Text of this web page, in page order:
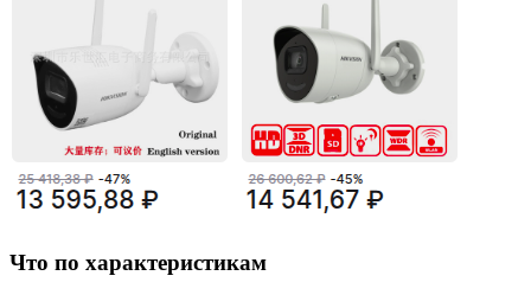
Что по характеристикам